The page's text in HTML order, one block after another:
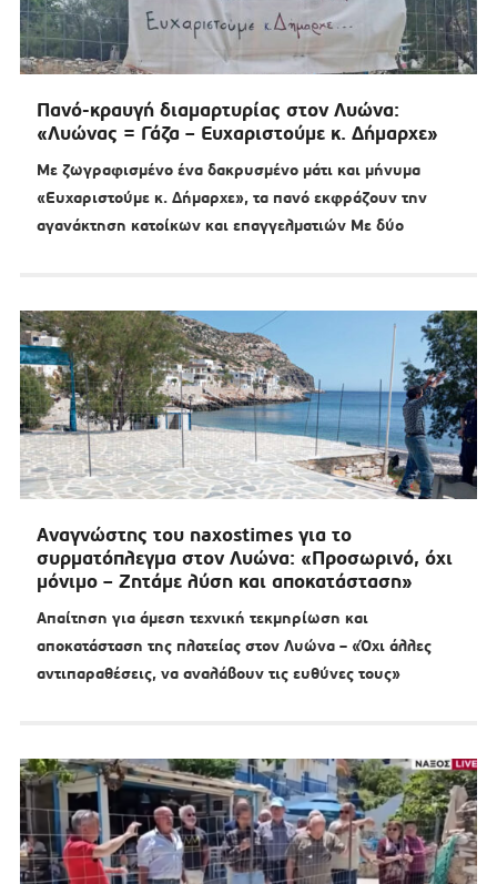
Πανό-κραυγή διαμαρτυρίας στον Λυώνα:
«Λυώνας = Γάζα – Ευχαριστούμε κ. Δήμαρχε»
Με ζωγραφισμένο ένα δακρυσμένο μάτι και μήνυμα
«Ευχαριστούμε κ. Δήμαρχε», τα πανό εκφράζουν την
αγανάκτηση κατοίκων και επαγγελματιών Με δύο
Αναγνώστης του naxostimes για το
συρματόπλεγμα στον Λυώνα: «Προσωρινό, όχι
μόνιμο – Ζητάμε λύση και αποκατάσταση»
Απαίτηση για άμεση τεχνική τεκμηρίωση και
αποκατάσταση της πλατείας στον Λυώνα – «Όχι άλλες
αντιπαραθέσεις, να αναλάβουν τις ευθύνες τους»